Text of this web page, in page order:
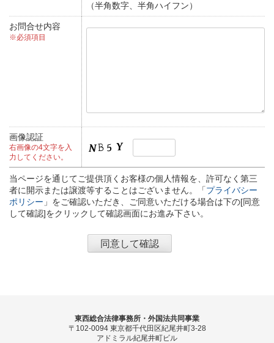
（半角数字、半角ハイフン）
お問合せ内容
※必須項目
画像認証
右画像の4文字を入
力してください。
当ページを通じてご提供頂くお客様の個人情報を、許可なく第三
者に開示または譲渡等することはございません。「 プライバシー
ポリシー 」をご確認いただき、ご同意いただける場合は下の[同意
して確認]をクリックして確認画面にお進み下さい。
東西総合法律事務所・外国法共同事業
〒102-0094 東京都千代田区紀尾井町3-28
アドミラル紀尾井町ビル